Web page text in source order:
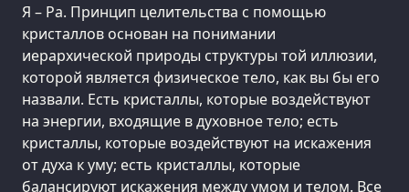
Я – Ра. Принцип целительства с помощью
кристаллов основан на понимании
иерархической природы структуры той иллюзии,
которой является физическое тело, как вы бы его
назвали. Есть кристаллы, которые воздействуют
на энергии, входящие в духовное тело; есть
кристаллы, которые воздействуют на искажения
от духа к уму; есть кристаллы, которые
балансируют искажения между умом и телом. Все